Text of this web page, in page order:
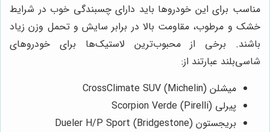
مناسب برای این خودروها باید دارای چسبندگی خوب در شرایط
خشک و مرطوب، مقاومت بالا در برابر سایش و تحمل وزن زیاد
باشند. برخی از محبوب‌ترین لاستیک‌ها برای خودروهای
شاسی‌بلند عبارتند از:
میشلن (Michelin) CrossClimate SUV
پیرلی (Pirelli) Scorpion Verde
بریجستون (Bridgestone) Dueler H/P Sport